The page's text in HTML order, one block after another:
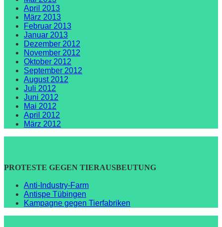
April 2013
März 2013
Februar 2013
Januar 2013
Dezember 2012
November 2012
Oktober 2012
September 2012
August 2012
Juli 2012
Juni 2012
Mai 2012
April 2012
März 2012
PROTESTE GEGEN TIERAUSBEUTUNG
Anti-Industry-Farm
Antispe Tübingen
Kampagne gegen Tierfabriken